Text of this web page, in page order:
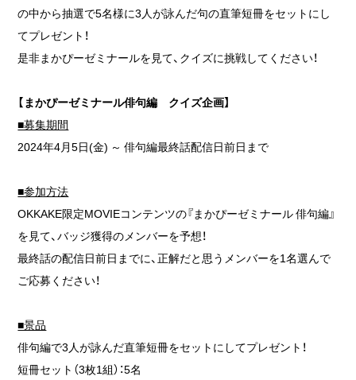
の中から抽選で5名様に3人が詠んだ句の直筆短冊をセットにし
てプレゼント！
是非まかぴーゼミナールを見て、クイズに挑戦してください！
【まかぴーゼミナール俳句編 クイズ企画】
■募集期間
2024年4月5日(金) ～ 俳句編最終話配信日前日まで
■参加方法
OKKAKE限定MOVIEコンテンツの『まかぴーゼミナール 俳句編』
を見て、バッジ獲得のメンバーを予想！
最終話の配信日前日までに、正解だと思うメンバーを1名選んで
ご応募ください！
■景品
俳句編で3人が詠んだ直筆短冊をセットにしてプレゼント！
短冊セット（3枚1組）：5名